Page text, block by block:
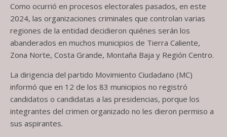
Como ocurrió en procesos electorales pasados, en este
2024, las organizaciones criminales que controlan varias
regiones de la entidad decidieron quiénes serán los
abanderados en muchos municipios de Tierra Caliente,
Zona Norte, Costa Grande, Montaña Baja y Región Centro.
La dirigencia del partido Movimiento Ciudadano (MC)
informó que en 12 de los 83 municipios no registró
candidatos o candidatas a las presidencias, porque los
integrantes del crimen organizado no les dieron permiso a
sus aspirantes.